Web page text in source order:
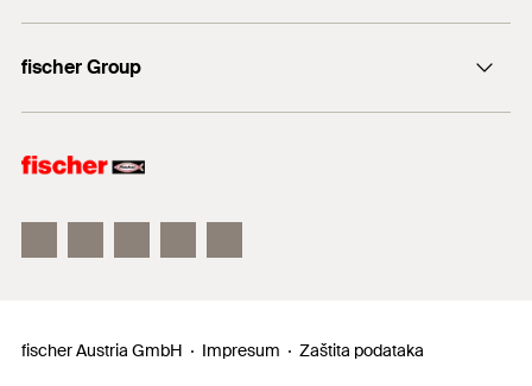
Sidreni vijak FAZ II
fischer Group
fischertechnik
fischer Austria GmbH Impresum Zaštita podataka